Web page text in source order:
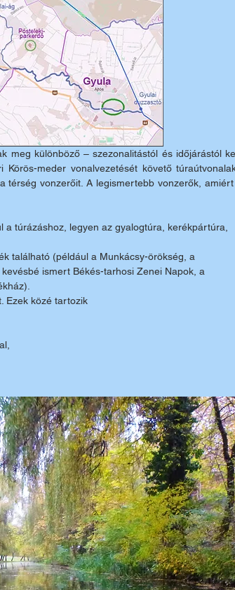
meg különböző – szezonalitástól és időjárástól
meder vonalvezetését követő
térség vonzerőit. A legismertebb vonzerők,
túrázáshoz, legyen az gyalogtúra, kerékpártúra,
található (például a Munkácsy-örökség, a
ismert Békés-tarhosi Zenei Napok, a
Ezek közé tartozik